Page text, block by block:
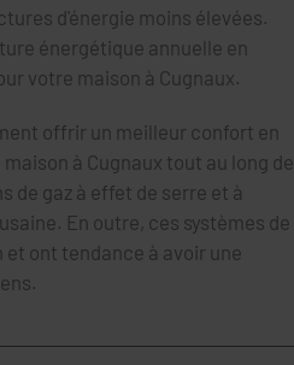
d'énergie moins élevées.
énergétique annuelle en
votre maison à Cugnaux.
offrir un meilleur confort en
à Cugnaux tout au long de
de gaz à effet de serre et à
En outre, ces systèmes de
ont tendance à avoir une